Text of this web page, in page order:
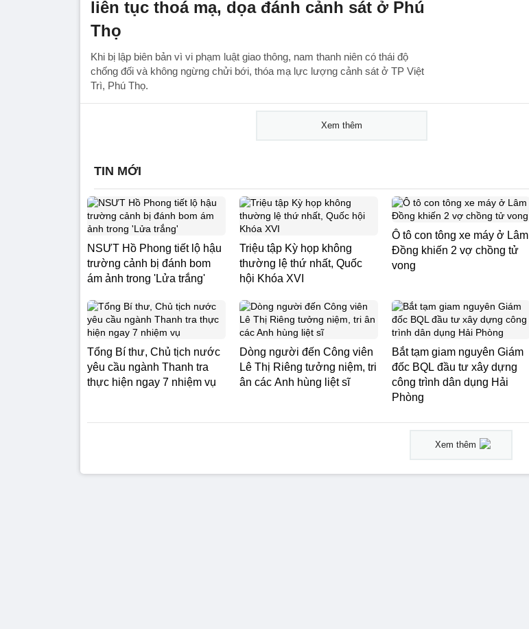
liên tục thoá mạ, dọa đánh cảnh sát ở Phú
Thọ
Khi bị lập biên bản vì vi phạm luật giao thông, nam thanh niên có thái độ
chống đối và không ngừng chửi bới, thóa mạ lực lượng cảnh sát ở TP Việt
Trì, Phú Thọ.
Xem thêm
TIN MỚI
NSƯT Hồ Phong tiết lộ hậu
trường cảnh bị đánh bom
ám ảnh trong 'Lửa trắng'
Triệu tập Kỳ họp không
thường lệ thứ nhất, Quốc
hội Khóa XVI
Ô tô con tông xe máy ở Lâm
Đồng khiến 2 vợ chồng tử
vong
Tổng Bí thư, Chủ tịch nước
yêu cầu ngành Thanh tra
thực hiện ngay 7 nhiệm vụ
Dòng người đến Công viên
Lê Thị Riêng tưởng niệm, tri
ân các Anh hùng liệt sĩ
Bắt tạm giam nguyên Giám
đốc BQL đầu tư xây dựng
công trình dân dụng Hải
Phòng
Xem thêm